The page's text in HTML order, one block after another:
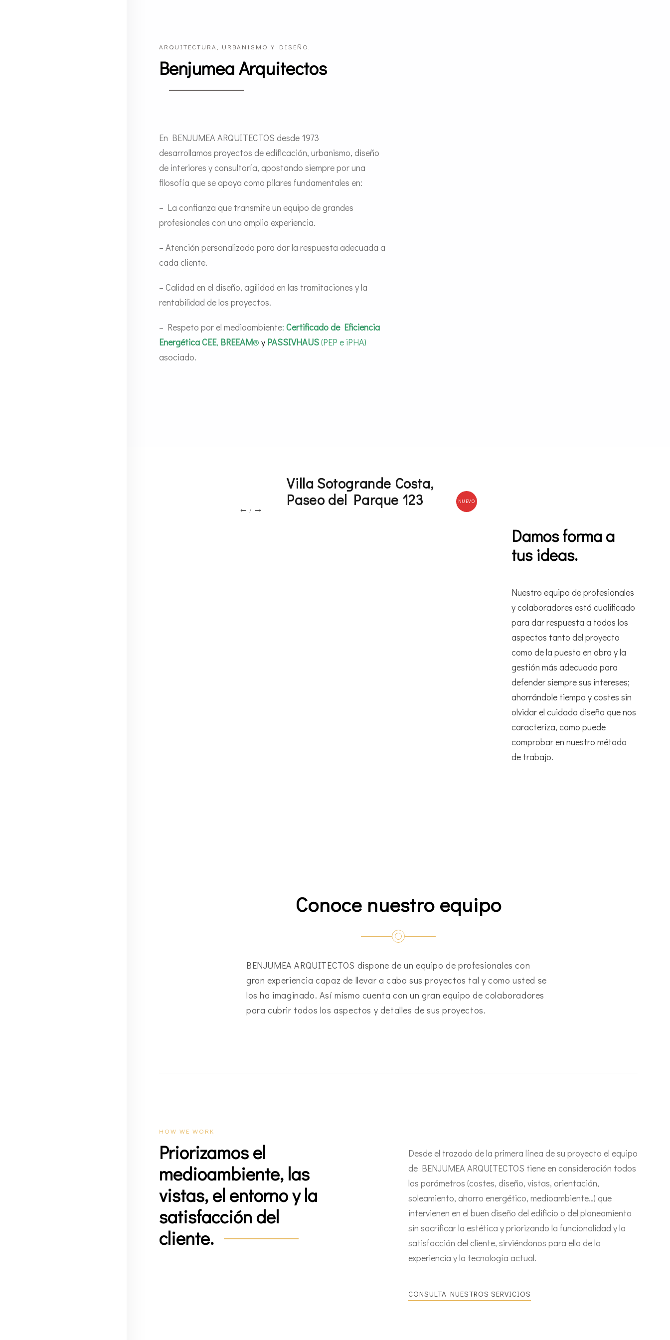
ARQUITECTURA, URBANISMO Y DISEÑO.
Benjumea Arquitectos
En BENJUMEA ARQUITECTOS desde 1973
desarrollamos proyectos de edificación, urbanismo, diseño
de interiores y consultoría, apostando siempre por una
filosofía que se apoya como pilares fundamentales en:
– La confianza que transmite un equipo de grandes
profesionales con una amplia experiencia.
– Atención personalizada para dar la respuesta adecuada a
cada cliente.
– Calidad en el diseño, agilidad en las tramitaciones y la
rentabilidad de los proyectos.
– Respeto por el medioambiente: Certificado de Eficiencia
Energética CEE, BREEAM® y PASSIVHAUS(PEP e iPHA)
asociado.
NUEVO
/
Villa Sotogrande Costa,
Paseo del Parque 123
Damos forma a
tus ideas.
Nuestro equipo de profesionales
y colaboradores está cualificado
para dar respuesta a todos los
aspectos tanto del proyecto
como de la puesta en obra y la
gestión más adecuada para
defender siempre sus intereses;
ahorrándole tiempo y costes sin
olvidar el cuidado diseño que nos
caracteriza, como puede
comprobar en nuestro método
de trabajo.
Conoce nuestro equipo
BENJUMEA ARQUITECTOS dispone de un equipo de profesionales con
gran experiencia capaz de llevar a cabo sus proyectos tal y como usted se
los ha imaginado. Así mismo cuenta con un gran equipo de colaboradores
para cubrir todos los aspectos y detalles de sus proyectos.
HOW WE WORK
Priorizamos el
medioambiente, las
vistas, el entorno y la
satisfacción del
cliente.
Desde el trazado de la primera línea de su proyecto el equipo
de BENJUMEA ARQUITECTOS tiene en consideración todos
los parámetros (costes, diseño, vistas, orientación,
soleamiento, ahorro energético, medioambiente…) que
intervienen en el buen diseño del edificio o del planeamiento
sin sacrificar la estética y priorizando la funcionalidad y la
satisfacción del cliente, sirviéndonos para ello de la
experiencia y la tecnología actual.
CONSULTA NUESTROS SERVICIOS